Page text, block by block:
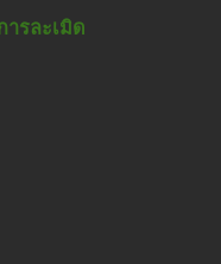
ารละเมิด